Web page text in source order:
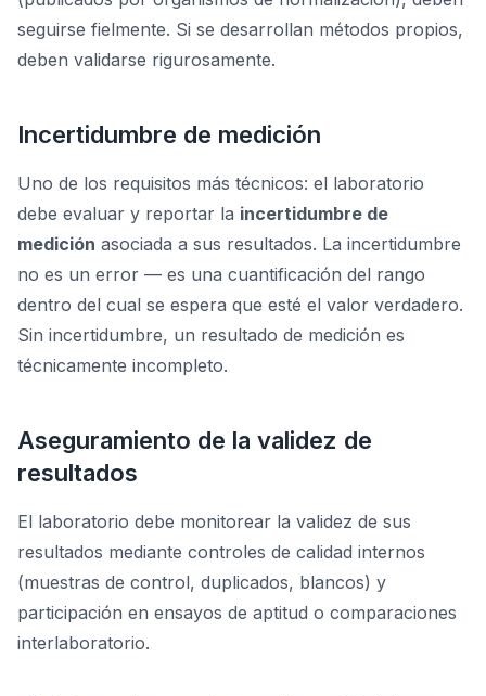
seguirse fielmente. Si se desarrollan métodos propios,
deben validarse rigurosamente.
Incertidumbre de medición
Uno de los requisitos más técnicos: el laboratorio
debe evaluar y reportar la incertidumbre de
medición asociada a sus resultados. La incertidumbre
no es un error — es una cuantificación del rango
dentro del cual se espera que esté el valor verdadero.
Sin incertidumbre, un resultado de medición es
técnicamente incompleto.
Aseguramiento de la validez de
resultados
El laboratorio debe monitorear la validez de sus
resultados mediante controles de calidad internos
(muestras de control, duplicados, blancos) y
participación en ensayos de aptitud o comparaciones
interlaboratorio.